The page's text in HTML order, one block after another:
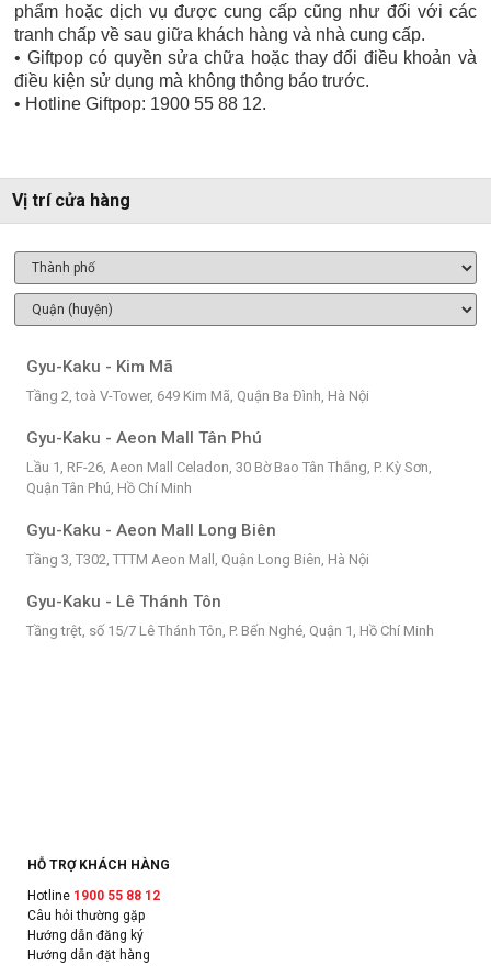
phẩm hoặc dịch vụ được cung cấp cũng như đối với các
tranh chấp về sau giữa khách hàng và nhà cung cấp.
• Giftpop có quyền sửa chữa hoặc thay đổi điều khoản và
điều kiện sử dụng mà không thông báo trước.
• Hotline Giftpop: 1900 55 88 12.
Vị trí cửa hàng
Gyu-Kaku - Kim Mã
Tầng 2, toà V-Tower, 649 Kim Mã, Quận Ba Đình, Hà Nội
Gyu-Kaku - Aeon Mall Tân Phú
Lầu 1, RF-26, Aeon Mall Celadon, 30 Bờ Bao Tân Thắng, P. Kỳ Sơn,
Quận Tân Phú, Hồ Chí Minh
Gyu-Kaku - Aeon Mall Long Biên
Tầng 3, T302, TTTM Aeon Mall, Quận Long Biên, Hà Nội
Gyu-Kaku - Lê Thánh Tôn
Tầng trệt, số 15/7 Lê Thánh Tôn, P. Bến Nghé, Quận 1, Hồ Chí Minh
HỖ TRỢ KHÁCH HÀNG
Hotline 1900 55 88 12
Câu hỏi thường gặp
Hướng dẫn đăng ký
Hướng dẫn đặt hàng